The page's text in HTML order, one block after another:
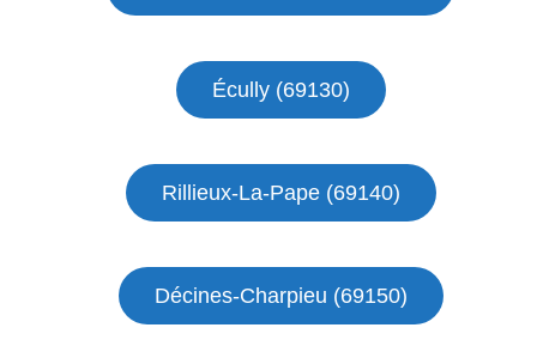
Écully (69130)
Rillieux-La-Pape (69140)
Décines-Charpieu (69150)